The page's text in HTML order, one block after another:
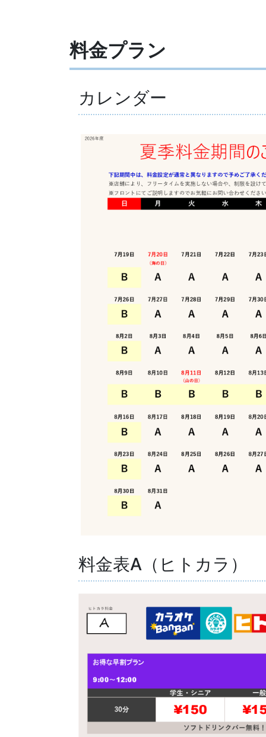
料金プラン
カレンダー
料金表A（ヒトカラ）